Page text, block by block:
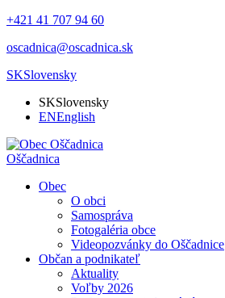
+421 41 707 94 60
oscadnica@oscadnica.sk
SKSlovensky
SKSlovensky
ENEnglish
Oščadnica
Obec
O obci
Samospráva
Fotogaléria obce
Videopozvánky do Oščadnice
Občan a podnikateľ
Aktuality
Voľby 2026